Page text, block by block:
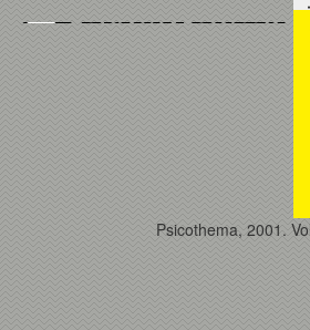
Psicothema, 2001.